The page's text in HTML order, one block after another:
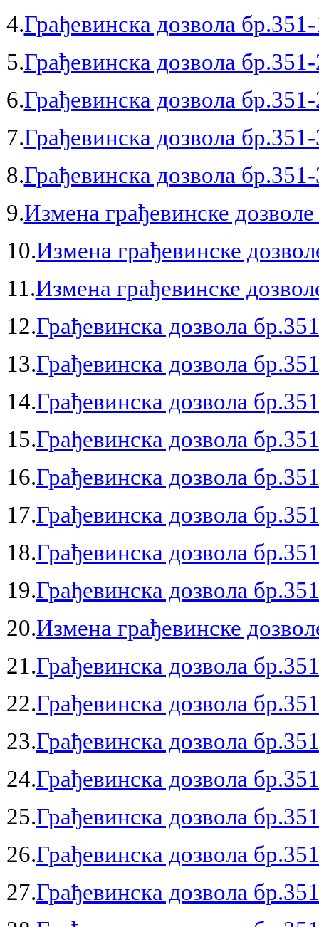
4.Грађевинска дозвола
5.Грађевинска дозвола
6.Грађевинска дозвола
7.Грађевинска дозвола
8.Грађевинска дозвола
9.Измена грађевинске
10.Измена грађевинске
11.Измена грађевинске
12.Грађевинска дозвола
13.Грађевинска дозвола
14.Грађевинска дозвола
15.Грађевинска дозвола
16.Грађевинска дозвола
17.Грађевинска дозвола
18.Грађевинска дозвола
19.Грађевинска дозвола
20.Измена грађевинске
21.Грађевинска дозвола
22.Грађевинска дозвола
23.Грађевинска дозвола
24.Грађевинска дозвола
25.Грађевинска дозвола
26.Грађевинска дозвола
27.Грађевинска дозвола